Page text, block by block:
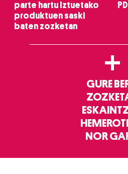
parte hartu Iztuetako
produktuen saski
baten zozketan
+
GURE
NOR